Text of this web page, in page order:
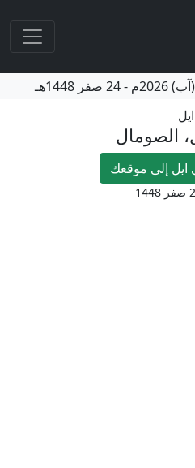
-24 صفر 1448هـ
ايل
الصومال
إلى موقعك